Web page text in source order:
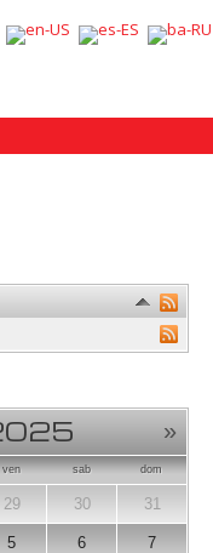
»
ven sab dom
29 30 31
5 6 7